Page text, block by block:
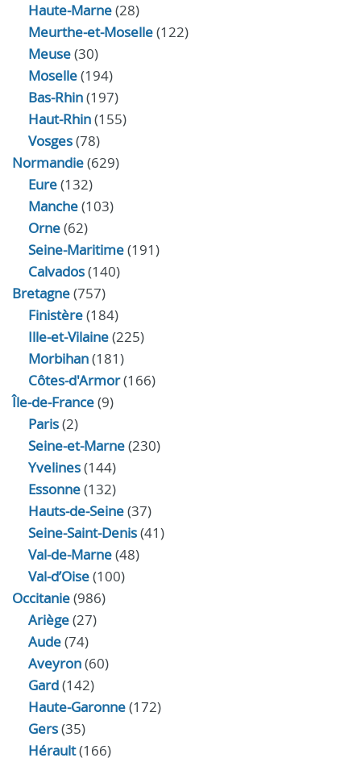
Haute-Marne(28)
Meurthe-et-Moselle(122)
Meuse(30)
Moselle(194)
Bas-Rhin(197)
Haut-Rhin(155)
Vosges(78)
Normandie(629)
Eure(132)
Manche(103)
Orne(62)
Seine-Maritime(191)
Calvados(140)
Bretagne(757)
Finistère(184)
Ille-et-Vilaine(225)
Morbihan(181)
Côtes-d'Armor(166)
Île-de-France(9)
Paris(2)
Seine-et-Marne(230)
Yvelines(144)
Essonne(132)
Hauts-de-Seine(37)
Seine-Saint-Denis(41)
Val-de-Marne(48)
Val-d’Oise(100)
Occitanie(986)
Ariège(27)
Aude(74)
Aveyron(60)
Gard(142)
Haute-Garonne(172)
Gers(35)
Hérault(166)